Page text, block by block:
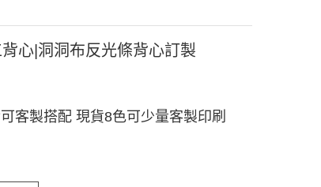
心|洞洞布反光條背心訂製
客製搭配 現貨8色可少量客製印刷